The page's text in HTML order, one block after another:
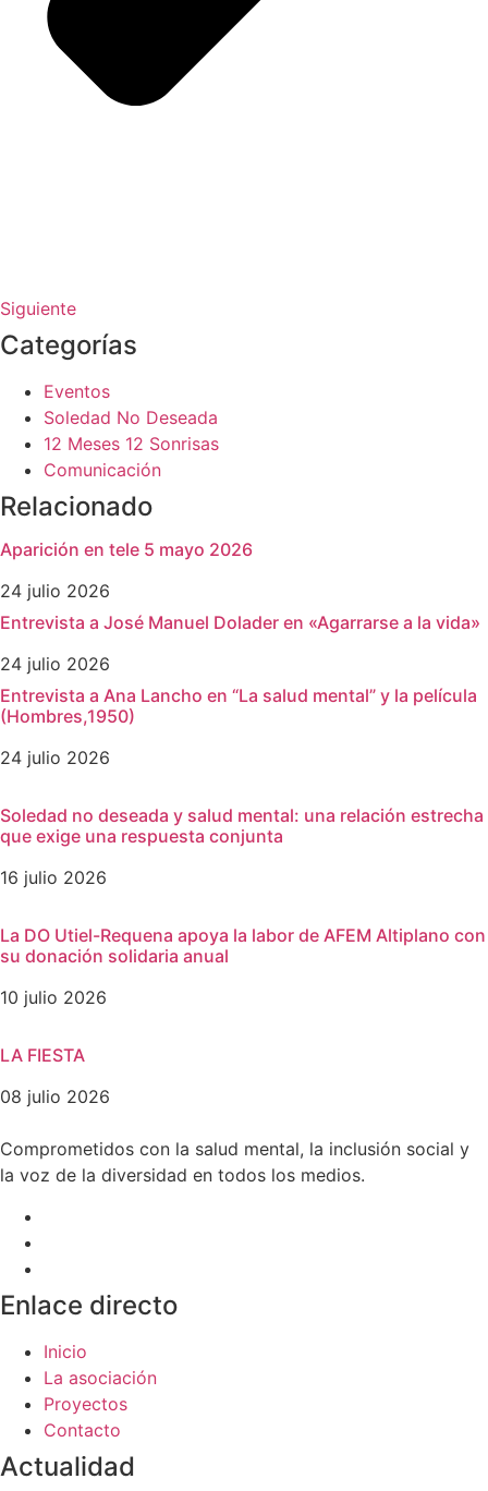
Siguiente
Categorías
Eventos
Soledad No Deseada
12 Meses 12 Sonrisas
Comunicación
Relacionado
Aparición en tele 5 mayo 2026
24 julio 2026
Entrevista a José Manuel Dolader en «Agarrarse a la vida»
24 julio 2026
Entrevista a Ana Lancho en “La salud mental” y la película
(Hombres,1950)
24 julio 2026
Soledad no deseada y salud mental: una relación estrecha
que exige una respuesta conjunta
16 julio 2026
La DO Utiel-Requena apoya la labor de AFEM Altiplano con
su donación solidaria anual
10 julio 2026
LA FIESTA
08 julio 2026
Comprometidos con la salud mental, la inclusión social y
la voz de la diversidad en todos los medios.
Enlace directo
Inicio
La asociación
Proyectos
Contacto
Actualidad